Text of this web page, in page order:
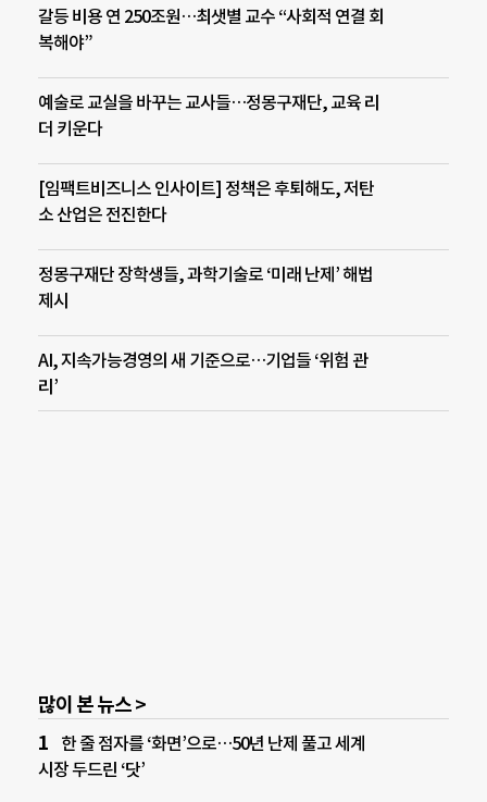
갈등 비용 연 250조원…최샛별 교수 “사회적 연결 회
복해야”
예술로 교실을 바꾸는 교사들…정몽구재단, 교육 리
더 키운다
[임팩트비즈니스 인사이트] 정책은 후퇴해도, 저탄
소 산업은 전진한다
정몽구재단 장학생들, 과학기술로 ‘미래 난제’ 해법
제시
AI, 지속가능경영의 새 기준으로…기업들 ‘위험 관
리’
많이 본 뉴스 >
한 줄 점자를 ‘화면’으로…50년 난제 풀고 세계
시장 두드린 ‘닷’